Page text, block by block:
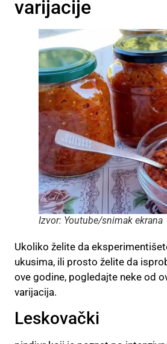
varijacije
Izvor: Youtube/snimak ekrana
Ukoliko želite da
ukusima, ili prosto želite da
ove godine, pogledajte neke od
varijacija.
Leskovački